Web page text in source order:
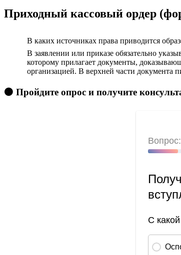
Приходный кассовый ордер
В каких источниках права приводится
В заявлении или приказе обязательно
которому прилагает документы,
организацией. В верхней части
🟠 Пройдите опрос и получите